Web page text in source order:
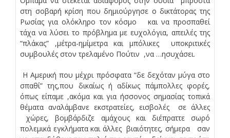
στη σοβαρή κρίση που δημιούργησε ο δικτάτορας της
Ρωσίας για ολόκληρο τον κόσμο και να προσπαθεί
τάχα να λύσει το πρόβλημα με ευχολόγια, απειλές της
“πλάκας” ,μέτρα-ημίμετρα και μπόλικες υποκριτικές
συμβουλές στον τρελαμένο Πούτιν ,να …ησυχάσει.
Η Αμερική που μέχρι πρόσφατα “δε δεχόταν μύγα στο
σπαθί” της,που δικαίως ή αδίκως πάμπολλες φορές,
όπως είπαμε ,ακόμα και για ήσσονος σημασίας τοπικά
θέματα αναλάμβανε εκστρατείες, εισβολές σε άλλες
χώρες, βομβάρδιζε αμάχους και διέπραττε σωρό
πολεμικά εγκλήματα και άλλες βιαιότητες, σήμερα σαν